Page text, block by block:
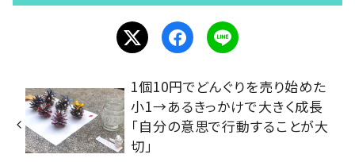
1個10円でどんぐりを売り始めた
小1→あるきっかけで大きく成長
「自分の意思で行動することが大
切」